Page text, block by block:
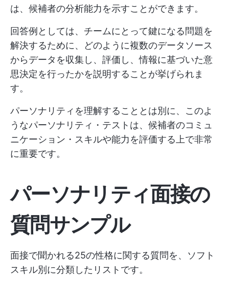
は、候補者の分析能力を示すことができます。
回答例としては、チームにとって鍵になる問題を
解決するために、どのように複数のデータソース
からデータを収集し、評価し、情報に基づいた意
思決定を行ったかを説明することが挙げられま
す。
パーソナリティを理解することとは別に、このよ
うなパーソナリティ・テストは、候補者のコミュ
ニケーション・スキルや能力を評価する上で非常
に重要です。
パーソナリティ面接の
質問サンプル
面接で聞かれる25の性格に関する質問を、ソフト
スキル別に分類したリストです。